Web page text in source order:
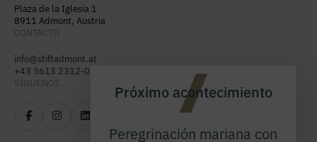
Plaza de la Iglesia 1
8911 Admont, Austria
CONTACTO
info@stiftadmont.at
+43 3613 2312-0
SÍGUENOS
Próximo acontecimiento
Peregrinación mariana con